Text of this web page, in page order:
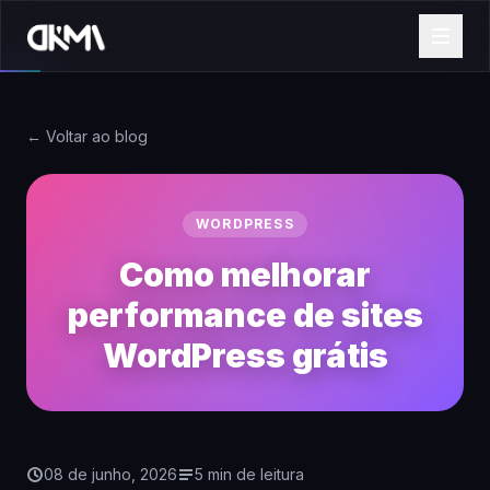
← Voltar ao blog
WORDPRESS
Como melhorar
performance de sites
WordPress grátis
08 de junho, 2026
5 min de leitura